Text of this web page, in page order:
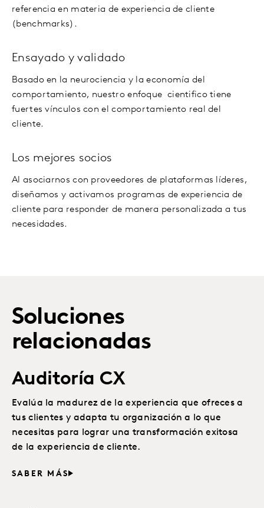
referencia en materia de experiencia de cliente
(benchmarks).
Ensayado y validado
Basado en la neurociencia y la economía del
comportamiento, nuestro enfoque cientifico tiene
fuertes vínculos con el comportamiento real del
cliente.
Los mejores socios
Al asociarnos con proveedores de plataformas líderes,
diseñamos y activamos programas de experiencia de
cliente para responder de manera personalizada a tus
necesidades.
Soluciones
relacionadas
Auditoría CX
Evalúa la madurez de la experiencia que ofreces a
tus clientes y adapta tu organización a lo que
necesitas para lograr una transformación exitosa
de la experiencia de cliente.
SABER MÁS